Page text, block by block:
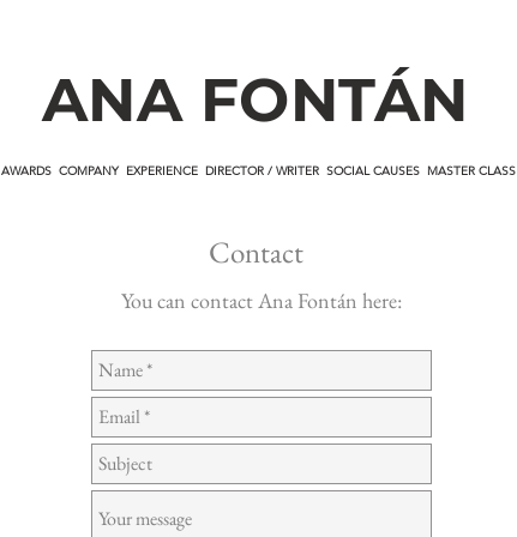
ANA FONTÁN
AWARDS COMPANY EXPERIENCE DIRECTOR / WRITER SOCIAL CAUSES MASTER CLASS
Contact
You can contact Ana Fontán here: